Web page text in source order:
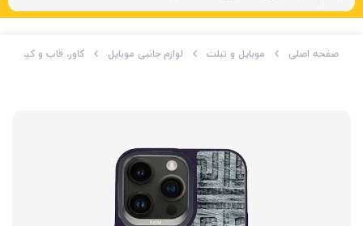
صفحه اصلی موبایل و تبلت لوازم جانبی موبایل کاور، قاب و کیف